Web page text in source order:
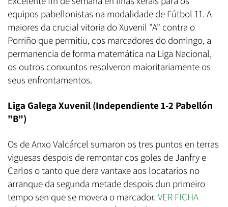
equipos pabellonistas na modalidade de Fútbol 11. A
maiores da crucial vitoria do Xuvenil "A" contra o
Porriño que permitiu, cos marcadores do domingo, a
permanencia de forma matemática na Liga Nacional,
os outros conxuntos resolveron maioritariamente os
seus enfrontamentos.
Liga Galega Xuvenil (Independiente 1-2 Pabellón
"B")
Os de Anxo Valcárcel sumaron os tres puntos en terras
viguesas despois de remontar cos goles de Janfry e
Carlos o tanto que dera vantaxe aos locatarios no
arranque da segunda metade despois dun primeiro
tempo sen que se movera o marcador. VER FICHA